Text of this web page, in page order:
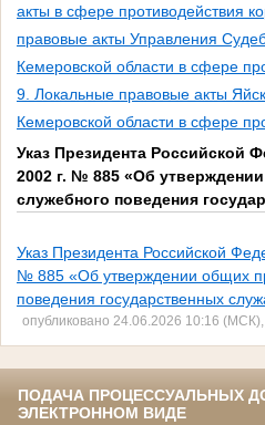
акты в сфере противодействия
правовые акты Управления
Кемеровской области в сфере
9. Локальные правовые акты
Кемеровской области в сфере
Указ Президента Российской
2002 г. № 885 «Об
служебного поведения
Указ Президента Российской
№ 885 «Об утверждении общих
поведения государственных
опубликовано 24.06.2026 10:16
ПОДАЧА ПРОЦЕССУАЛЬНЫХ
ЭЛЕКТРОННОМ ВИДЕ